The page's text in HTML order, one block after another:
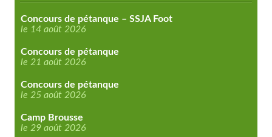
Concours de pétanque – SSJA Foot
le 14 août 2026
Concours de pétanque
le 21 août 2026
Concours de pétanque
le 25 août 2026
Camp Brousse
le 29 août 2026